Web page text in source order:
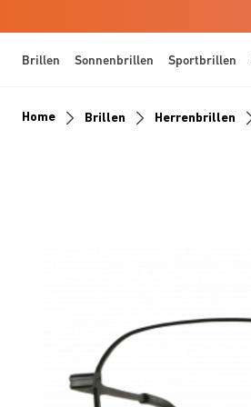
Brillen Sonnenbrillen Sportbrillen
Home Brillen Herrenbrillen